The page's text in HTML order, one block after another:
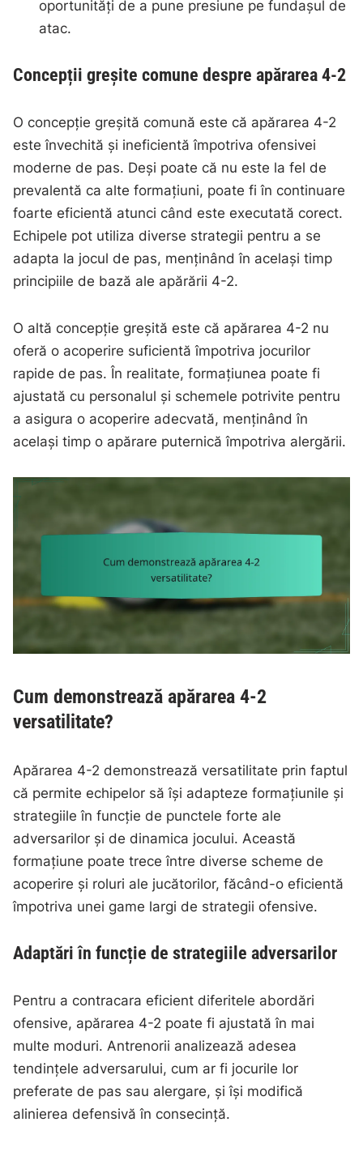
oportunități de a pune presiune pe fundașul de
atac.
Concepții greșite comune despre apărarea 4-2
O concepție greșită comună este că apărarea 4-2
este învechită și ineficientă împotriva ofensivei
moderne de pas. Deși poate că nu este la fel de
prevalentă ca alte formațiuni, poate fi în continuare
foarte eficientă atunci când este executată corect.
Echipele pot utiliza diverse strategii pentru a se
adapta la jocul de pas, menținând în același timp
principiile de bază ale apărării 4-2.
O altă concepție greșită este că apărarea 4-2 nu
oferă o acoperire suficientă împotriva jocurilor
rapide de pas. În realitate, formațiunea poate fi
ajustată cu personalul și schemele potrivite pentru
a asigura o acoperire adecvată, menținând în
același timp o apărare puternică împotriva alergării.
Cum demonstrează apărarea 4-2
versatilitate?
Apărarea 4-2 demonstrează versatilitate prin faptul
că permite echipelor să își adapteze formațiunile și
strategiile în funcție de punctele forte ale
adversarilor și de dinamica jocului. Această
formațiune poate trece între diverse scheme de
acoperire și roluri ale jucătorilor, făcând-o eficientă
împotriva unei game largi de strategii ofensive.
Adaptări în funcție de strategiile adversarilor
Pentru a contracara eficient diferitele abordări
ofensive, apărarea 4-2 poate fi ajustată în mai
multe moduri. Antrenorii analizează adesea
tendințele adversarului, cum ar fi jocurile lor
preferate de pas sau alergare, și își modifică
alinierea defensivă în consecință.